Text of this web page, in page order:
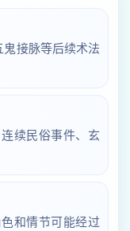
鬼接脉等后续术法
续民俗事件、玄
和情节可能经过